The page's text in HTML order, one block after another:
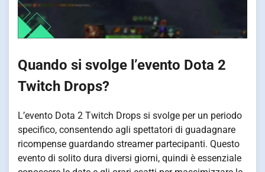
Quando si svolge l’evento Dota 2
Twitch Drops?
L’evento Dota 2 Twitch Drops si svolge per un periodo
specifico, consentendo agli spettatori di guadagnare
ricompense guardando streamer partecipanti. Questo
evento di solito dura diversi giorni, quindi è essenziale